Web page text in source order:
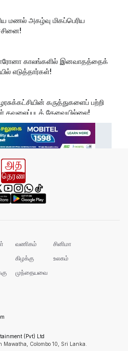
மணல் அகழ்வு மிகப்பெரிய
காலங்களில் இனவாதத்தைக்
எடுத்தார்கள்!
கருத்துகளைப் பற்றி
கவலைப்படத் தேவையில்லை!
அதனுடன் சம்பந்தப்பட்ட கேள்விதான்
எதிர்காலம்
பகுதிகளில் ஏன் இவ்வாறு
மீது மேலும் சந்தேகத்தை
வணிகம்
சினிமா
கிழக்கு
உலகம்
முந்தையவை
(Pvt) Ltd
Mawatha, Colombo 10, Sri Lanka.